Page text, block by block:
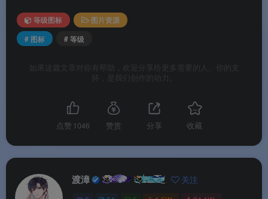
等级图标
图片资源
# 图标
# 等级
如果这篇文章对你有帮助，欢迎分享给更多需要的人。你的支
持，是我们创作的动力。
点赞 1046 赞赏 分享 收藏
渡漳 关注